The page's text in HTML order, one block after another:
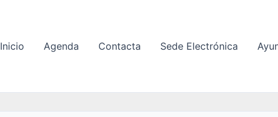
Inicio Agenda Contacta Sede Electrónica